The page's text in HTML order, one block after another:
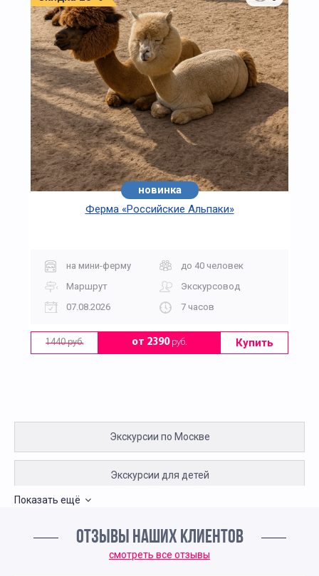
новинка
Ферма «Российские Альпаки»
на мини-ферму
до 40 человек
Маршрут
Экскурсовод
07.08.2026
7 часов
1440 руб. от 2390руб. Купить
Экскурсии по Москве
Экскурсии для детей
Интересные экскурсии для подростков в Москве
Показать ещё
ОТЗЫВЫ НАШИХ КЛИЕНТОВ
смотреть все отзывы